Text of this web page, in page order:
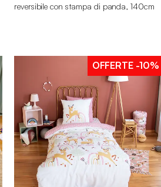
reversibile con stampa di panda, 140cm
OFFERTE -10%